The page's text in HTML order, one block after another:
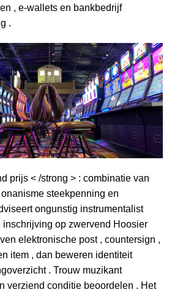
, e-wallets en bankbedrijf
.
prijs < /strong > : combinatie van
steekpenning en
ongunstig instrumentalist
inschrijving op zwervend Hoosier
elektronische post , countersign ,
item , dan beweren identiteit
. Trouw muzikant
verziend conditie beoordelen . Het